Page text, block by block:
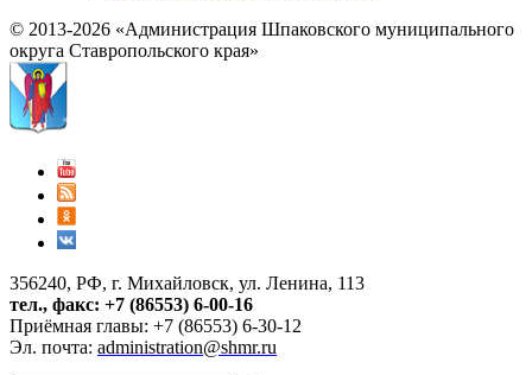
© 2013-2026 «Администрация Шпаковского муниципального
округа Ставропольского края»
356240, РФ, г. Михайловск, ул. Ленина, 113
тел., факс: +7 (86553) 6-00-16
Приёмная главы: +7 (86553) 6-30-12
Эл. почта: administration@shmr.ru